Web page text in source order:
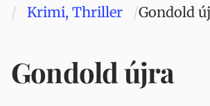
Krimi, Thriller
Gondold
Gondold újra